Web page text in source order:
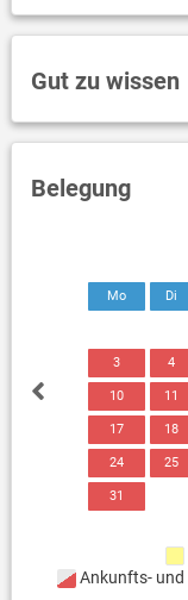
Gut zu wissen
Belegung
Mo Di
3 4
10 11
17 18
24 25
31
Ankunfts- und